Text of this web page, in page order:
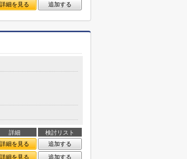
詳細を見る 追加する
詳細
検討リスト
詳細を見る
追加する
詳細を見る 追加する